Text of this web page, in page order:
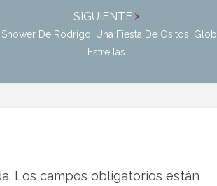
SIGUIENTE
De Rodrigo: Una Fiesta De Ositos,
Estrellas
Los campos obligatorios están